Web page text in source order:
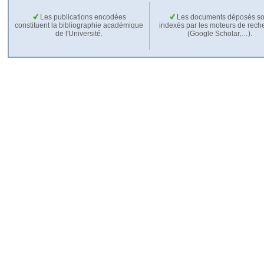
Les publications encodées
constituent la bibliographie académique
de l'Université.
Les documents déposés
indexés par les moteurs de
(Google Scholar,…).